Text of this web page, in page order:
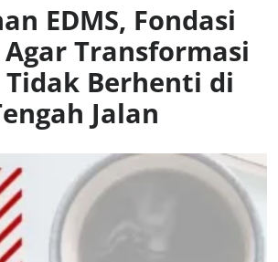
EDMS, Fondasi
Transformasi
Berhenti di
Jalan